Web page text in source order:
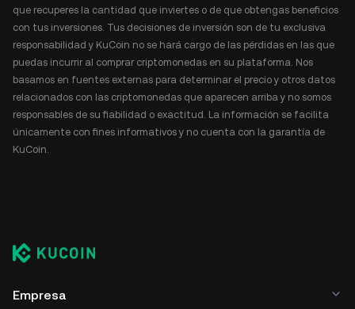
que recuperes la cantidad que inviertes o de que obtengas beneficios
con tus inversiones. Tus decisiones de inversión son de tu exclusiva
responsabilidad y KuCoin no se hará cargo de las pérdidas en las que
puedas incurrir al comprar criptomonedas en su plataforma. Nos
basamos en fuentes externas para determinar el precio y otros datos
relacionados con las criptomonedas que aparecen arriba y no somos
responsables de su fiabilidad o exactitud. La información se facilita
únicamente con fines informativos y no cuenta con la garantía de
KuCoin.
Empresa